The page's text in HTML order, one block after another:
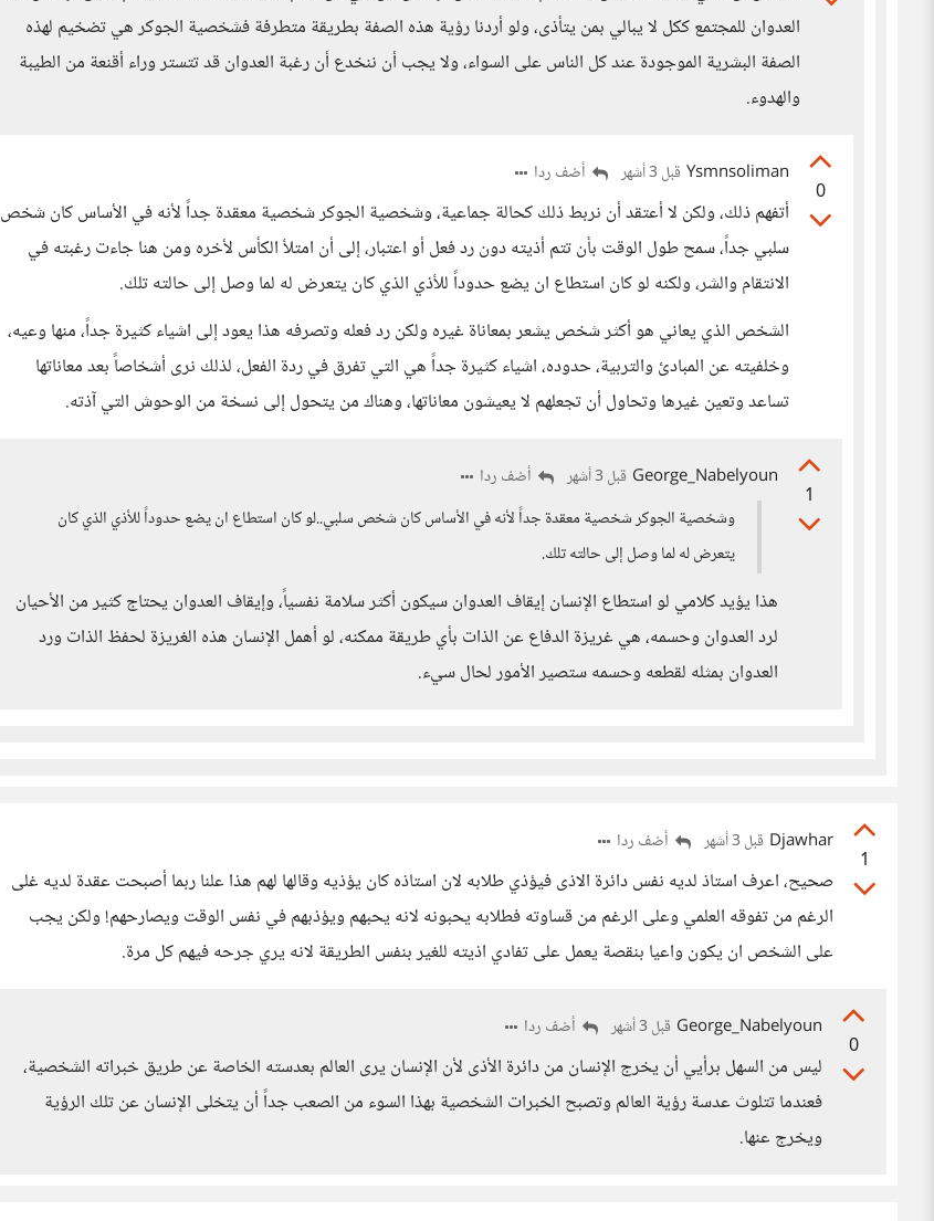
العدوان للمجتمع ككل لا يبالي بمن يتأذى، ولو أردنا رؤية هذه الصفة بطريقة متطرفة فشخصية الجوكر هي تضخيم لهذه
الصفة البشرية الموجودة عند كل الناس على السواء، ولا يجب أن ننخدع أن رغبة العدوان قد تتستر وراء أقنعة من الطيبة
والهدوء.
0
Ysmnsoliman قبل 3 أشهر أضف ردا
أتفهم ذلك، ولكن لا أعتقد أن نربط ذلك كحالة جماعية، وشخصية الجوكر شخصية معقدة جداً لأنه في الأساس كان شخص
سلبي جداً، سمح طول الوقت بأن تتم أذيته دون رد فعل أو اعتبار، إلى أن امتلأ الكأس لأخره ومن هنا جاءت رغبته في
الانتقام والشر، ولكنه لو كان استطاع ان يضع حدوداً للأذي الذي كان يتعرض له لما وصل إلى حالته تلك.
الشخص الذي يعاني هو أكثر شخص يشعر بمعاناة غيره ولكن رد فعله وتصرفه هذا يعود إلى اشياء كثيرة جداً، منها وعيه،
وخلفيته عن المبادئ والتربية، حدوده، اشياء كثيرة جداً هي التي تفرق في ردة الفعل، لذلك نرى أشخاصاً بعد معاناتها
تساعد وتعين غيرها وتحاول أن تجعلهم لا يعيشون معاناتها، وهناك من يتحول إلى نسخة من الوحوش التي آذته.
1
George_Nabelyoun قبل 3 أشهر
أضف ردا
وشخصية الجوكر شخصية معقدة جداً لأنه في الأساس كان شخص سلبي..لو كان استطاع ان يضع حدوداً للأذي الذي كان
يتعرض له لما وصل إلى حالته تلك.
هذا يؤيد كلامي لو استطاع الإنسان إيقاف العدوان سيكون أكثر سلامة نفسياً، وإيقاف العدوان يحتاج كثير من الأحيان
لرد العدوان وحسمه، هي غريزة الدفاع عن الذات بأي طريقة ممكنه، لو أهمل الإنسان هذه الغريزة لحفظ الذات ورد
العدوان بمثله لقطعه وحسمه ستصير الأمور لحال سيء.
1
Djawhar قبل 3 أشهر أضف ردا
صحيح، اعرف استاذ لديه نفس دائرة الاذى فيؤذي طلابه لان استاذه كان يؤذيه وقالها لهم هذا علنا ربما أصبحت عقدة لديه غلى
الرغم من تفوقه العلمي وعلى الرغم من قساوته فطلابه يحبونه لانه يحبهم ويؤذبهم في نفس الوقت ويصارحهم! ولكن يجب
على الشخص ان يكون واعيا بنقصة يعمل على تفادي اذيته للغير بنفس الطريقة لانه يري جرحه فيهم كل مرة.
0
George_Nabelyoun قبل 3 أشهر أضف ردا
ليس من السهل برأيي أن يخرج الإنسان من دائرة الأذى لأن الإنسان يرى العالم بعدسته الخاصة عن طريق خبراته الشخصية،
فعندما تتلوث عدسة رؤية العالم وتصبح الخبرات الشخصية بهذا السوء من الصعب جداً أن يتخلى الإنسان عن تلك الرؤية
ويخرج عنها.